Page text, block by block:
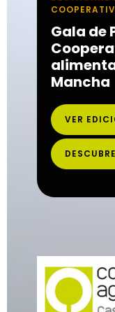
Gala de
Mancha
VER